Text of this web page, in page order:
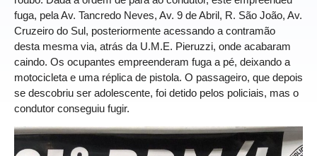
fuga, pela Av. Tancredo Neves, Av. 9 de Abril, R. São João, Av.
Cruzeiro do Sul, posteriormente acessando a contramão
desta mesma via, atrás da U.M.E. Pieruzzi, onde acabaram
caindo. Os ocupantes empreenderam fuga a pé, deixando a
motocicleta e uma réplica de pistola. O passageiro, que depois
se descobriu ser adolescente, foi detido pelos policiais, mas o
condutor conseguiu fugir.